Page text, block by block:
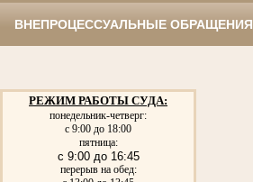
ВНЕПРОЦЕССУАЛЬНЫЕ ОБРАЩЕНИЯ
РЕЖИМ РАБОТЫ СУДА:
понедельник-четверг:
с 9:00 до 18:00
пятница:
с 9:00 до 16:45
перерыв на обед: